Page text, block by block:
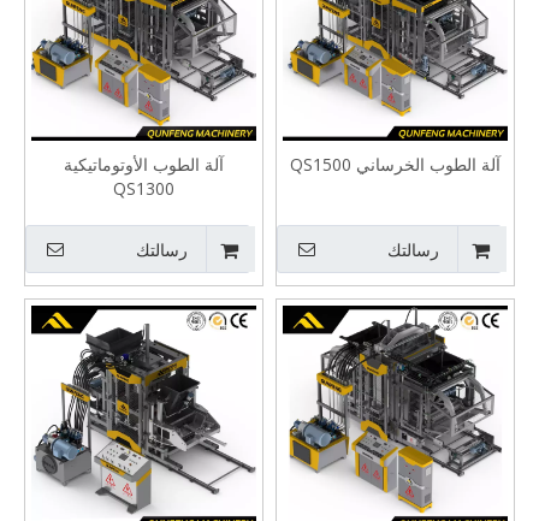
آلة الطوب الخرساني QS1500
رسالتك
آلة الطوب الأوتوماتيكية
QS1300
رسالتك